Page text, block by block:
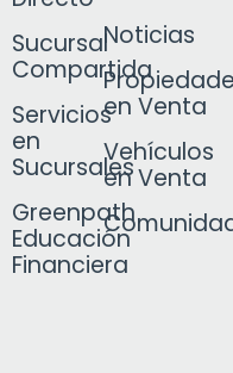
Sucursal
Compartida
Servicios
en
Sucursales
Greenpath
Educación
Financiera
Noticias
en Venta
Vehículos
en Venta